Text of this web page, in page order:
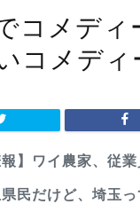
コメディ
コメディ
報】ワイ農家、従
民だけど、埼玉